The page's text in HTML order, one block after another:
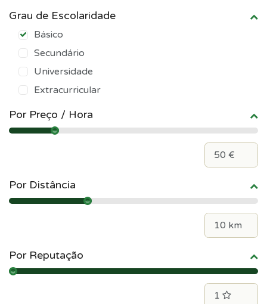
Grau de Escolaridade
Básico
Secundário
Universidade
Extracurricular
Por Preço / Hora
Por Distância
Por Reputação